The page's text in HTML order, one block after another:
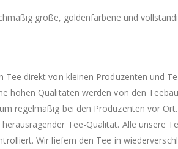
große, goldenfarbene und
direkt von kleinen Produzenten und
hohen Qualitäten werden von den
regelmäßig bei den Produzenten vor
Tee-Qualität. Alle unsere
Wir liefern den Tee in